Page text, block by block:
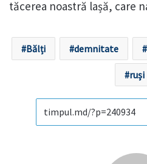
tăcerea noastră lașă, care
Bălți demnitate
ruși